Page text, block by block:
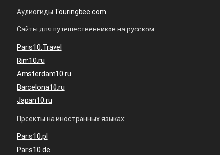
Аудиогиды Touringbee.com
Сайты для путешественников на русском:
Paris10.Travel
Rim10.ru
Amsterdam10.ru
Barcelona10.ru
Japan10.ru
Проекты на иностранных языках:
Paris10.pl
Paris10.de